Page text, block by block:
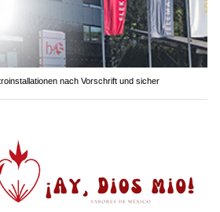
nach Vorschrift und sicher